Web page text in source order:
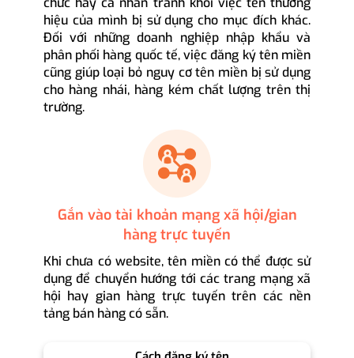
hiệu của mình bị sử dụng cho mục đích khác.
Đối với những doanh nghiệp nhập khẩu và
phân phối hàng quốc tế, việc đăng ký tên miền
cũng giúp loại bỏ nguy cơ tên miền bị sử dụng
cho hàng nhái, hàng kém chất lượng trên thị
trường.
Gắn vào tài khoản mạng xã hội/gian
hàng trực tuyến
Khi chưa có website, tên miền có thể được sử
dụng để chuyển hướng tới các trang mạng xã
hội hay gian hàng trực tuyến trên các nền
tảng bán hàng có sẵn.